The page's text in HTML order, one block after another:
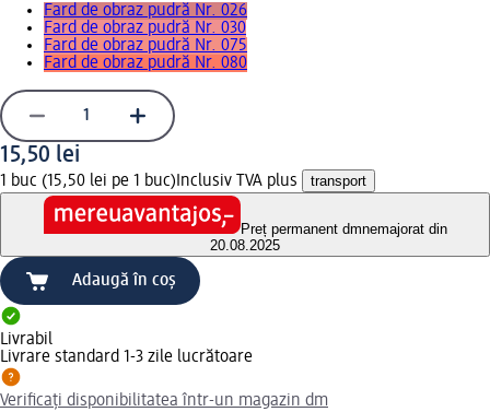
Fard de obraz pudră Nr. 026
Fard de obraz pudră Nr. 030
Fard de obraz pudră Nr. 075
Fard de obraz pudră Nr. 080
15,50 lei
1 buc (15,50 lei pe 1 buc) Inclusiv TVA plus transport
Preț permanent dmnemajorat din
20.08.2025
Adaugă în coș
Livrabil
Livrare standard 1-3 zile lucrătoare
Verificați disponibilitatea într-un magazin dm